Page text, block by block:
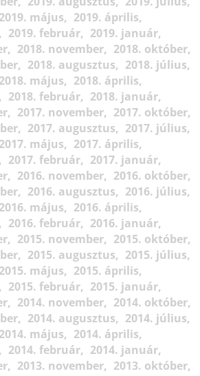
2019. május
2019. április
2019. február
2019. január
2018. november
2018. október
2018. augusztus
2018. július
2018. május
2018. április
2018. február
2018. január
2017. november
2017. október
2017. augusztus
2017. július
2017. május
2017. április
2017. február
2017. január
2016. november
2016. október
2016. augusztus
2016. július
2016. május
2016. április
2016. február
2016. január
2015. november
2015. október
2015. augusztus
2015. július
2015. május
2015. április
2015. február
2015. január
2014. november
2014. október
2014. augusztus
2014. július
2014. május
2014. április
2014. február
2014. január
2013. november
2013. október